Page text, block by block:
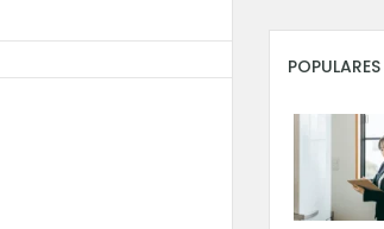
POPULARES